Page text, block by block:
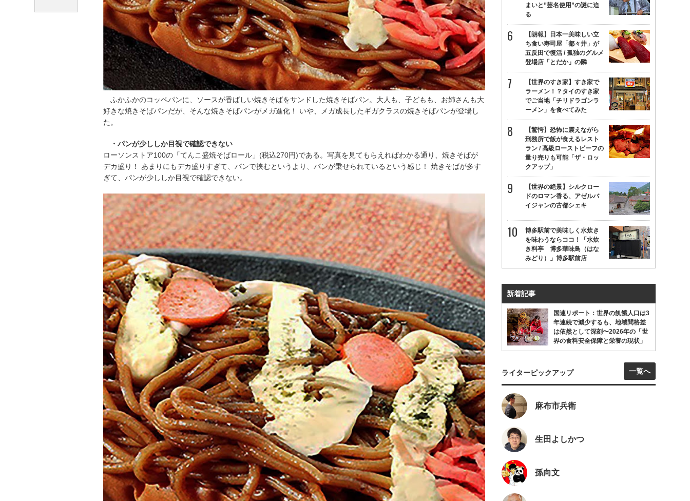
ふかふかのコッペパンに、ソースが香ばしい焼きそばをサンドした焼きそばパン。大人も、子どもも、お姉さんも大
好きな焼きそばパンだが、そんな焼きそばパンがメガ進化！ いや、メガ成長したギガクラスの焼きそばパンが登場し
た。
・パンが少ししか目視で確認できない
ローソンストア100の「てんこ盛焼そばロール」(税込270円)である。写真を見てもらえればわかる通り、焼きそばが
デカ盛り！ あまりにもデカ盛りすぎて、パンで挟むというより、パンが乗せられているという感じ！ 焼きそばが多す
ぎて、パンが少ししか目視で確認できない。
まいと”芸名使用”の謎に迫
る
【朗報】日本一美味しい立
ち食い寿司屋「都々井」が
五反田で復活 / 孤独のグルメ
登場店「とだか」の隣
【世界のすき家】すき家で
ラーメン！？タイのすき家
でご当地「チリドラゴンラ
ーメン」を食べてみた
【驚愕】恐怖に震えながら
刑務所で飯が食えるレスト
ラン / 高級ローストビーフの
量り売りも可能「ザ・ロッ
クアップ」
【世界の絶景】シルクロー
ドのロマン香る、アゼルバ
イジャンの古都シェキ
博多駅前で美味しく水炊き
を味わうならココ！「水炊
き料亭 博多華味鳥（はな
みどり）」博多駅前店
新着記事
国連リポート：世界の飢餓人口は3
年連続で減少するも、地域間格差
は依然として深刻〜2026年の「世
界の食料安全保障と栄養の現状」
ライターピックアップ 一覧へ
麻布市兵衛
生田よしかつ
孫向文